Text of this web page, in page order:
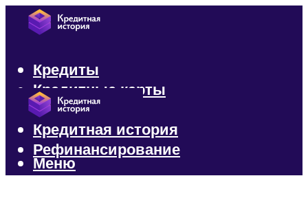
Кредиты
Кредитные карты
Микрозаймы
Кредитная история
Рефинансирование
Меню